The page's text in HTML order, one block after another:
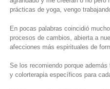
prácticas de yoga, vengo
En pocas palabras coincidió
procesos de cambios, abierta a
afecciones más espirituales de
Se los recomiendo porque
y colorterapia específicos para